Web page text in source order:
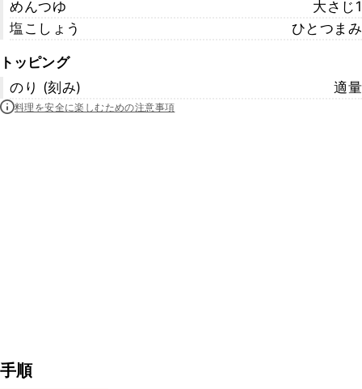
めんつゆ
大さじ1
塩こしょう
ひとつまみ
トッピング
のり (刻み)
適量
料理を安全に楽しむための注意事項
手順